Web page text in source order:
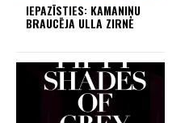
IEPAZĪSTIES: KAMANIŅU
BRAUCĒJA ULLA ZIRNE